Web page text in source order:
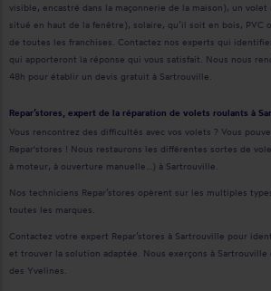
visible, encastré dans la maçonnerie de la maison), un
situé en haut de la fenêtre), solaire, qu’il soit en bois, PVC
de toutes les franchises. Contactez nos experts qui
qui apporteront la réponse qui vous satisfait. Nous nous
48h pour établir un devis gratuit à Sartrouville.
Repar’stores, expert de la réparation de volets roulants à
Vous rencontrez des difficultés avec vos volets ? Vous
Repar'stores ! Nous restaurons les différentes sortes de
à moteur, à ouverture manuelle…) à Sartrouville.
Nos techniciens Repar’stores opèrent sur les multiples
toutes les marques.
Contactez votre expert Repar’stores à Sartrouville pour
et trouver la solution adaptée. Nous exerçons à Sartrouville
des Yvelines.